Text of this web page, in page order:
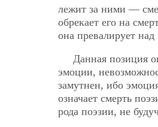
лежит за ними —
обрекает его на
она превалирует
Данная позиция
эмоции,
замутнен, ибо
означает смерть
рода поэзии, не